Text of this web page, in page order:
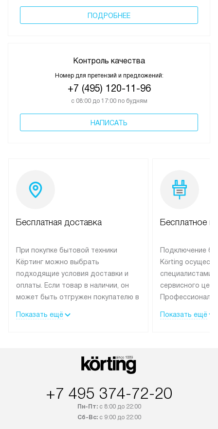
ПОДРОБНЕЕ
Контроль качества
Номер для претензий и предложений:
+7 (495) 120-11-96
с 08:00 до 17:00 по будням
НАПИСАТЬ
Бесплатная доставка
При покупке бытовой техники
Кёртинг можно выбрать
подходящие условия доставки и
оплаты. Если товар в наличии, он
может быть отгружен покупателю в
оплачивается дополнительно.
Показать ещё
Бесплатное
Подключение
Körting
специалистами
сервисного
эксплуатации
Показать ещё
+7 495 374-72-20
Пн-Пт:с 8:00 до 22:00
Сб-Вс:с 9:00 до 22:00